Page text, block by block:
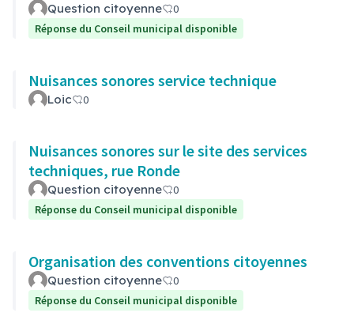
Question citoyenne
0
Réponse du Conseil municipal disponible
Nuisances sonores service technique
Loic 0
Nuisances sonores sur le site des services
techniques, rue Ronde
Question citoyenne
0
Réponse du Conseil municipal disponible
Organisation des conventions citoyennes
Question citoyenne
0
Réponse du Conseil municipal disponible